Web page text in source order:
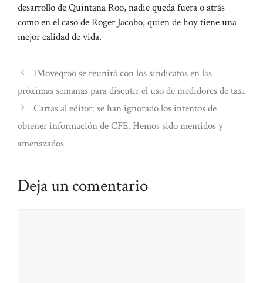
desarrollo de Quintana Roo, nadie queda fuera o atrás
como en el caso de Roger Jacobo, quien de hoy tiene una
mejor calidad de vida.
IMoveqroo se reunirá con los sindicatos en las
próximas semanas para discutir el uso de medidores de taxi
Cartas al editor: se han ignorado los intentos de
obtener información de CFE. Hemos sido mentidos y
amenazados
Deja un comentario